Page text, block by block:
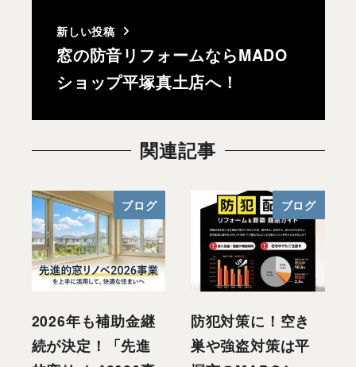
新しい投稿
窓の防音リフォームならMADO
ショップ平塚真土店へ！
関連記事
ブログ
2026年も補助金継
続が決定！「先進
ブログ
防犯対策に！空き
巣や強盗対策は平